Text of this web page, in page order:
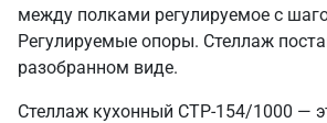
между полками регулируемое с
Регулируемые опоры. Стеллаж
разобранном виде.
Стеллаж кухонный СТР-154/1000 —